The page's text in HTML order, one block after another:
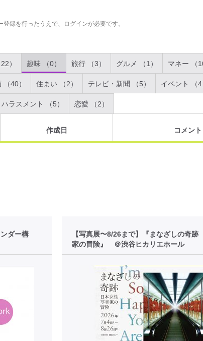
録を行ったうえで、ログインが必要です。
） 趣味 （0） 旅行 （3） グルメ （1） マネー （
40） 住まい （2） テレビ・新聞 （5） イベント （4
ハラスメント （5） 恋愛 （2）
作成日 コメント
ダー構
【写真展〜8/26まで】『まなざしの奇
家の冒険』 ＠渋谷ヒカリエホール